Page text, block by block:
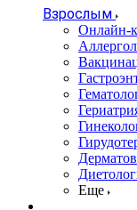
Взрослым
Онлайн-
Еще